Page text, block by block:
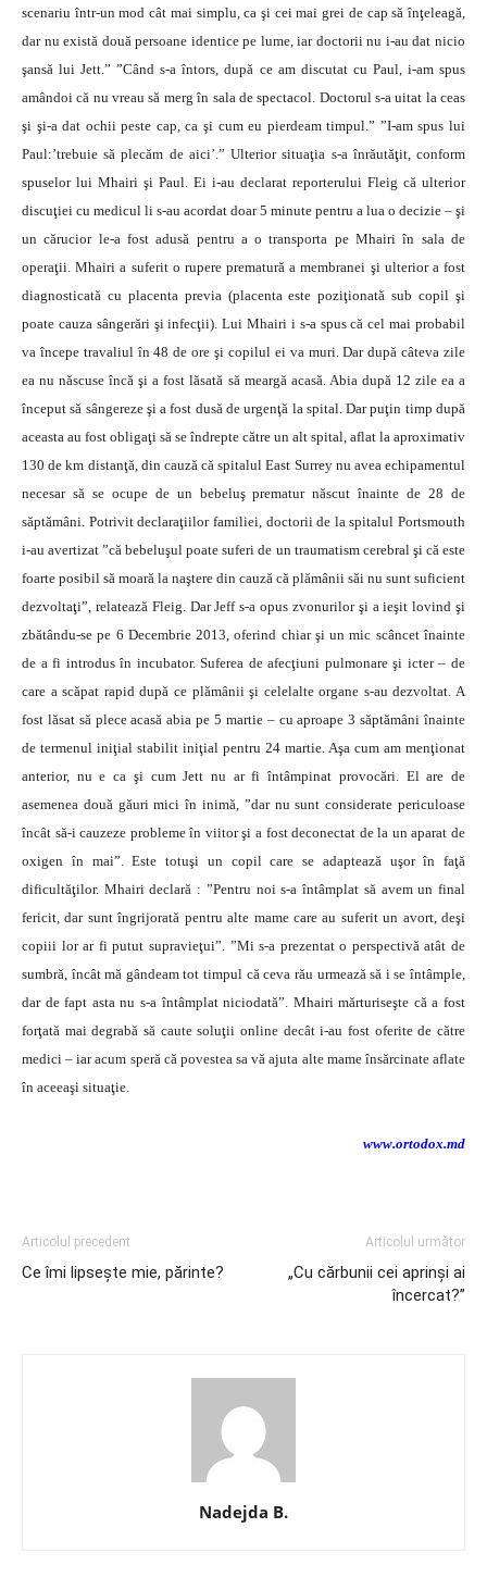
scenariu într-un mod cât mai simplu, ca şi cei mai grei de cap să înţeleagă,
dar nu există două persoane identice pe lume, iar doctorii nu i-au dat nicio
şansă lui Jett.” ”Când s-a întors, după ce am discutat cu Paul, i-am spus
amândoi că nu vreau să merg în sala de spectacol. Doctorul s-a uitat la ceas
şi şi-a dat ochii peste cap, ca şi cum eu pierdeam timpul.” ”I-am spus lui
Paul:’trebuie să plecăm de aici’.” Ulterior situaţia s-a înrăutăţit, conform
spuselor lui Mhairi şi Paul. Ei i-au declarat reporterului Fleig că ulterior
discuţiei cu medicul li s-au acordat doar 5 minute pentru a lua o decizie – şi
un cărucior le-a fost adusă pentru a o transporta pe Mhairi în sala de
operaţii. Mhairi a suferit o rupere prematură a membranei şi ulterior a fost
diagnosticată cu placenta previa (placenta este poziţionată sub copil şi
poate cauza sângerări şi infecţii). Lui Mhairi i s-a spus că cel mai probabil
va începe travaliul în 48 de ore şi copilul ei va muri. Dar după câteva zile
ea nu născuse încă şi a fost lăsată să meargă acasă. Abia după 12 zile ea a
început să sângereze şi a fost dusă de urgenţă la spital. Dar puţin timp după
aceasta au fost obligaţi să se îndrepte către un alt spital, aflat la aproximativ
130 de km distanţă, din cauză că spitalul East Surrey nu avea echipamentul
necesar să se ocupe de un bebeluş prematur născut înainte de 28 de
săptămâni. Potrivit declaraţiilor familiei, doctorii de la spitalul Portsmouth
i-au avertizat ”că bebeluşul poate suferi de un traumatism cerebral şi că este
foarte posibil să moară la naştere din cauză că plămânii săi nu sunt suficient
dezvoltaţi”, relatează Fleig. Dar Jeff s-a opus zvonurilor şi a ieşit lovind şi
zbătându-se pe 6 Decembrie 2013, oferind chiar şi un mic scâncet înainte
de a fi introdus în incubator. Suferea de afecţiuni pulmonare şi icter – de
care a scăpat rapid după ce plămânii şi celelalte organe s-au dezvoltat. A
fost lăsat să plece acasă abia pe 5 martie – cu aproape 3 săptămâni înainte
de termenul iniţial stabilit iniţial pentru 24 martie. Aşa cum am menţionat
anterior, nu e ca şi cum Jett nu ar fi întâmpinat provocări. El are de
asemenea două găuri mici în inimă, ”dar nu sunt considerate periculoase
încât să-i cauzeze probleme în viitor şi a fost deconectat de la un aparat de
oxigen în mai”. Este totuşi un copil care se adaptează uşor în faţă
dificultăţilor. Mhairi declară : ”Pentru noi s-a întâmplat să avem un final
fericit, dar sunt îngrijorată pentru alte mame care au suferit un avort, deşi
copiii lor ar fi putut supravieţui”. ”Mi s-a prezentat o perspectivă atât de
sumbră, încât mă gândeam tot timpul că ceva rău urmează să i se întâmple,
dar de fapt asta nu s-a întâmplat niciodată”. Mhairi mărturiseşte că a fost
forţată mai degrabă să caute soluţii online decât i-au fost oferite de către
medici – iar acum speră că povestea sa vă ajuta alte mame însărcinate aflate
în aceeaşi situaţie.
www.ortodox.md
Articolul precedent
Ce îmi lipseşte mie, părinte?
Articolul următor
„Cu cărbunii cei aprinși ai
încercat?”
Nadejda B.